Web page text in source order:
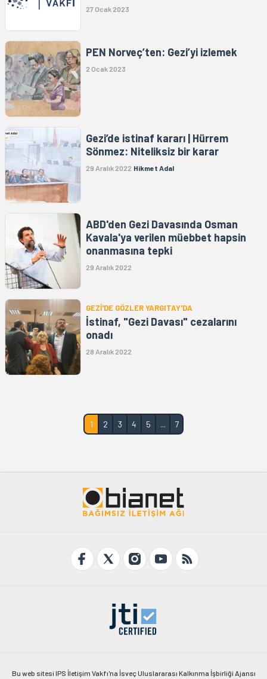
27 Ocak 2023
PEN Norveç’ten: Gezi’yi izlemek
2 Ocak 2023
Gezi’de istinaf kararı | Hürrem
Sönmez: Niteliksiz bir karar
29 Aralık 2022 Hikmet Adal
ABD'den Gezi Davasında Osman
Kavala'ya verilen müebbet hapsin
onanmasına tepki
29 Aralık 2022
GEZİ'DE GÖZLER YARGITAY'DA
İstinaf, "Gezi Davası" cezalarını
onadı
28 Aralık 2022
1 2 3 4 5 ... 7
Bu web sitesi IPS İletişim Vakfı'na İsveç Uluslararası Kalkınma İşbirliği Ajansı